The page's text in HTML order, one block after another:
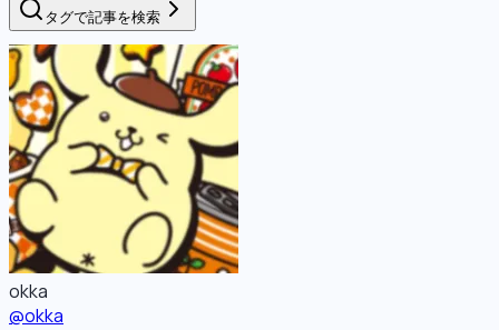
タグで記事を検索
okka
@okka